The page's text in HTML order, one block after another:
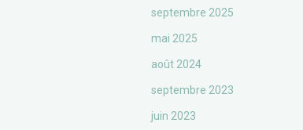
septembre 2025
mai 2025
août 2024
septembre 2023
juin 2023